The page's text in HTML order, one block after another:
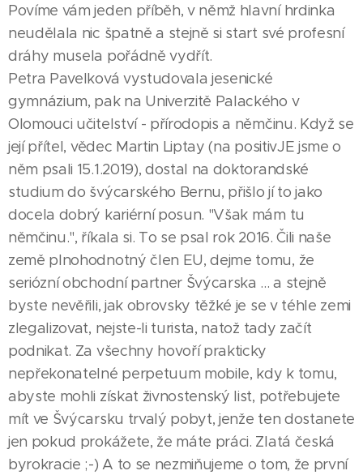
Povíme vám jeden příběh, v němž hlavní hrdinka
neudělala nic špatně a stejně si start své profesní
dráhy musela pořádně vydřít.
Petra Pavelková vystudovala jesenické
gymnázium, pak na Univerzitě Palackého v
Olomouci učitelství - přírodopis a němčinu. Když se
její přítel, vědec Martin Liptay (na positivJE jsme o
něm psali 15.1.2019), dostal na doktorandské
studium do švýcarského Bernu, přišlo jí to jako
docela dobrý kariérní posun. "Však mám tu
němčinu.", říkala si. To se psal rok 2016. Čili naše
země plnohodnotný člen EU, dejme tomu, že
seriózní obchodní partner Švýcarska ... a stejně
byste nevěřili, jak obrovsky těžké je se v téhle zemi
zlegalizovat, nejste-li turista, natož tady začít
podnikat. Za všechny hovoří prakticky
nepřekonatelné perpetuum mobile, kdy k tomu,
abyste mohli získat živnostenský list, potřebujete
mít ve Švýcarsku trvalý pobyt, jenže ten dostanete
jen pokud prokážete, že máte práci. Zlatá česká
byrokracie ;-) A to se nezmiňujeme o tom, že první